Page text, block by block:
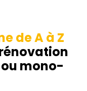
de A à Z
mono-